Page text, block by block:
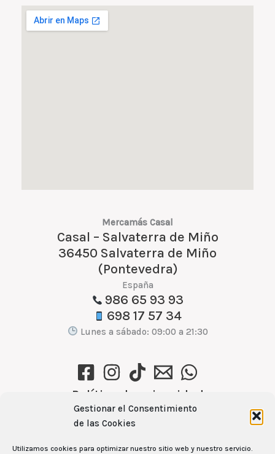
Gestionar el Consentimiento
de las Cookies
Utilizamos cookies para optimizar nuestro sitio web y nuestro servicio.
Mercamás Casal
Casal – Salvaterra de Miño
36450 Salvaterra de Miño
(Pontevedra)
España
986 65 93 93
698 17 57 34
Lunes a sábado: 09:00 a 21:30
Política de privacidad
Política de cookies (UE)
Aviso Legal